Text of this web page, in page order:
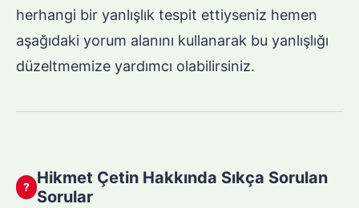
herhangi bir yanlışlık tespit ettiyseniz hemen
aşağıdaki yorum alanını kullanarak bu yanlışlığı
düzeltmemize yardımcı olabilirsiniz.
? Hikmet Çetin Hakkında Sıkça Sorulan
Sorular